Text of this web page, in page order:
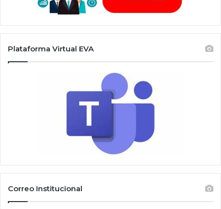
Plataforma Virtual EVA
Correo Institucional